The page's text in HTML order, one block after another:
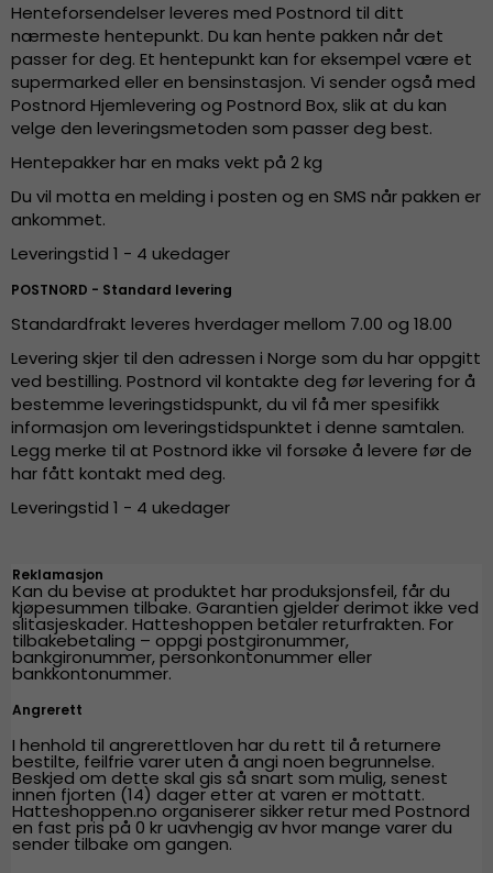
Henteforsendelser leveres med Postnord til ditt
nærmeste hentepunkt. Du kan hente pakken når det
passer for deg. Et hentepunkt kan for eksempel være et
supermarked eller en bensinstasjon. Vi sender også med
Postnord Hjemlevering og Postnord Box, slik at du kan
velge den leveringsmetoden som passer deg best.
Hentepakker har en maks vekt på 2 kg
Du vil motta en melding i posten og en SMS når pakken er
ankommet.
Leveringstid 1 - 4 ukedager
POSTNORD - Standard levering
Standardfrakt leveres hverdager mellom 7.00 og 18.00
Levering skjer til den adressen i Norge som du har oppgitt
ved bestilling. Postnord vil kontakte deg før levering for å
bestemme leveringstidspunkt, du vil få mer spesifikk
informasjon om leveringstidspunktet i denne samtalen.
Legg merke til at Postnord ikke vil forsøke å levere før de
har fått kontakt med deg.
Leveringstid 1 - 4 ukedager
Reklamasjon
Kan du bevise at produktet har produksjonsfeil, får du
kjøpesummen tilbake. Garantien gjelder derimot ikke ved
slitasjeskader. Hatteshoppen betaler returfrakten. For
tilbakebetaling – oppgi postgironummer,
bankgironummer, personkontonummer eller
bankkontonummer.
Angrerett
I henhold til angrerettloven har du rett til å returnere
bestilte, feilfrie varer uten å angi noen begrunnelse.
Beskjed om dette skal gis så snart som mulig, senest
innen fjorten (14) dager etter at varen er mottatt.
Hatteshoppen.no organiserer sikker retur med Postnord
en fast pris på 0 kr uavhengig av hvor mange varer du
sender tilbake om gangen.